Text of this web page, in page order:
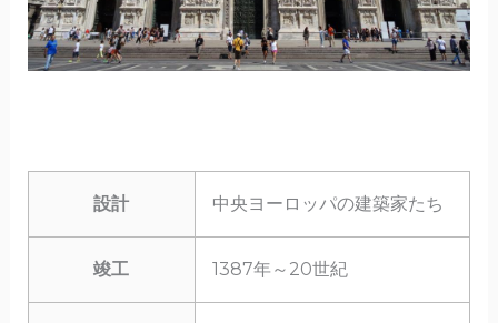
設計 中央ヨーロッパの建築家たち
竣工 1387年～20世紀